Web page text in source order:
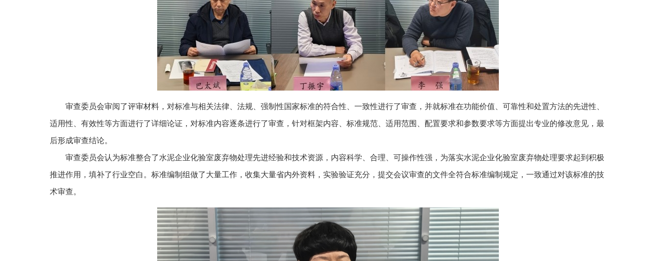
审查委员会审阅了评审材料，对标准与相关法律、法规、强制性国家标准的符合性、一致性进行了审查，并就标准在功能价值、可靠性和处置方法的先进性、
适用性、有效性等方面进行了详细论证，对标准内容逐条进行了审查，针对框架内容、标准规范、适用范围、配置要求和参数要求等方面提出专业的修改意见，最
后形成审查结论。
审查委员会认为标准整合了水泥企业化验室废弃物处理先进经验和技术资源，内容科学、合理、可操作性强，为落实水泥企业化验室废弃物处理要求起到积极
推进作用，填补了行业空白。标准编制组做了大量工作，收集大量省内外资料，实验验证充分，提交会议审查的文件全符合标准编制规定，一致通过对该标准的技
术审查。